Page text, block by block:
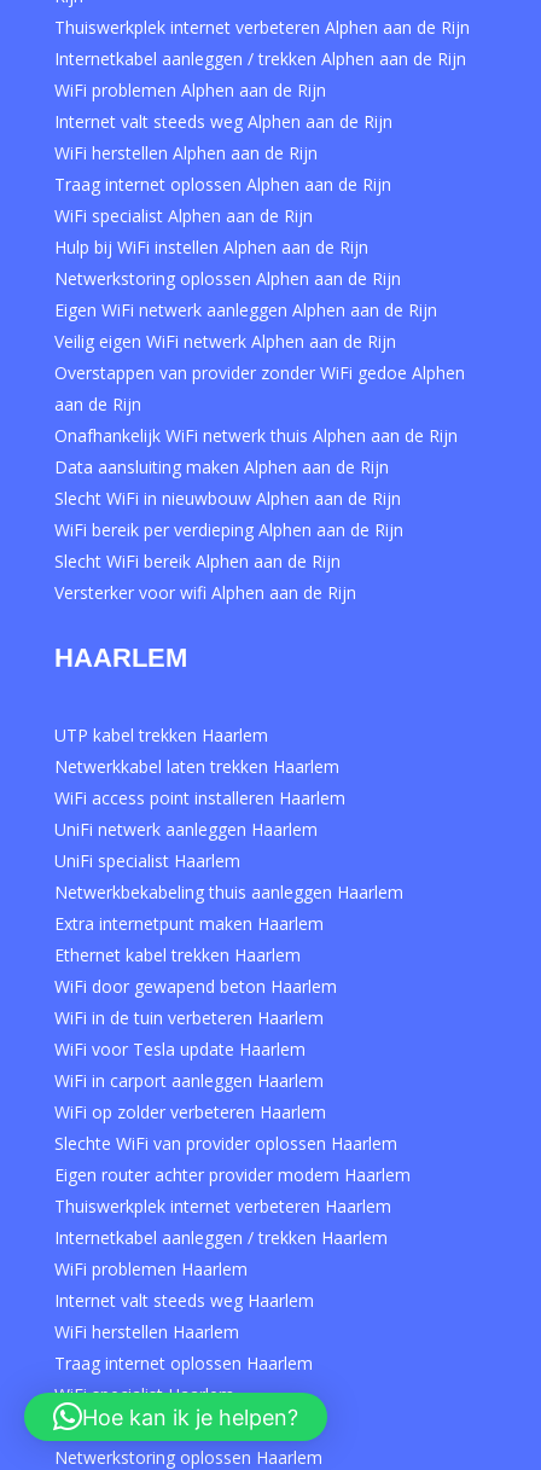
Thuiswerkplek internet verbeteren Alphen aan de Rijn
Internetkabel aanleggen / trekken Alphen aan de Rijn
WiFi problemen Alphen aan de Rijn
Internet valt steeds weg Alphen aan de Rijn
WiFi herstellen Alphen aan de Rijn
Traag internet oplossen Alphen aan de Rijn
WiFi specialist Alphen aan de Rijn
Hulp bij WiFi instellen Alphen aan de Rijn
Netwerkstoring oplossen Alphen aan de Rijn
Eigen WiFi netwerk aanleggen Alphen aan de Rijn
Veilig eigen WiFi netwerk Alphen aan de Rijn
Overstappen van provider zonder WiFi gedoe Alphen
aan de Rijn
Onafhankelijk WiFi netwerk thuis Alphen aan de Rijn
Data aansluiting maken Alphen aan de Rijn
Slecht WiFi in nieuwbouw Alphen aan de Rijn
WiFi bereik per verdieping Alphen aan de Rijn
Slecht WiFi bereik Alphen aan de Rijn
Versterker voor wifi Alphen aan de Rijn
HAARLEM
UTP kabel trekken Haarlem
Netwerkkabel laten trekken Haarlem
WiFi access point installeren Haarlem
UniFi netwerk aanleggen Haarlem
UniFi specialist Haarlem
Netwerkbekabeling thuis aanleggen Haarlem
Extra internetpunt maken Haarlem
Ethernet kabel trekken Haarlem
WiFi door gewapend beton Haarlem
WiFi in de tuin verbeteren Haarlem
WiFi voor Tesla update Haarlem
WiFi in carport aanleggen Haarlem
WiFi op zolder verbeteren Haarlem
Slechte WiFi van provider oplossen Haarlem
Eigen router achter provider modem Haarlem
Thuiswerkplek internet verbeteren Haarlem
Internetkabel aanleggen / trekken Haarlem
WiFi problemen Haarlem
Internet valt steeds weg Haarlem
WiFi herstellen Haarlem
Traag internet oplossen Haarlem
WiFi specialist Haarlem
Hulp bij WiFi instellen Haarlem
Netwerkstoring oplossen Haarlem
Hoe kan ik je helpen?